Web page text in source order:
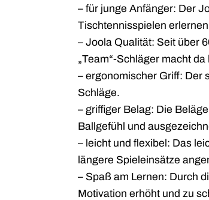
– für junge Anfänger: Der
Tischtennisspielen
– Joola Qualität: Seit über
„Team“-Schläger macht
– ergonomischer Griff: Der
Schläge.
– griffiger Belag: Die
Ballgefühl und
– leicht und flexibel: Das
längere Spieleinsätze
– Spaß am Lernen: Durch
Motivation erhöht und zu